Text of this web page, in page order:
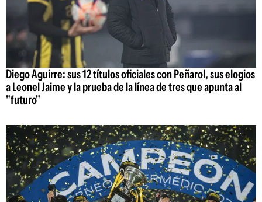
Diego Aguirre: sus 12 títulos oficiales con Peñarol, sus elogios
a Leonel Jaime y la prueba de la línea de tres que apunta al
"futuro"